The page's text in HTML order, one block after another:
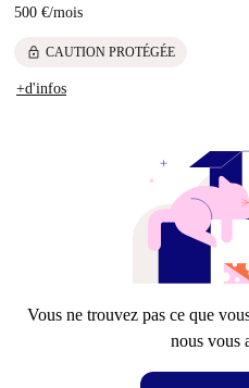
500 €/mois
lock CAUTION PROTÉGÉE
+d'infos
Vous ne trouvez pas ce que
nous vous